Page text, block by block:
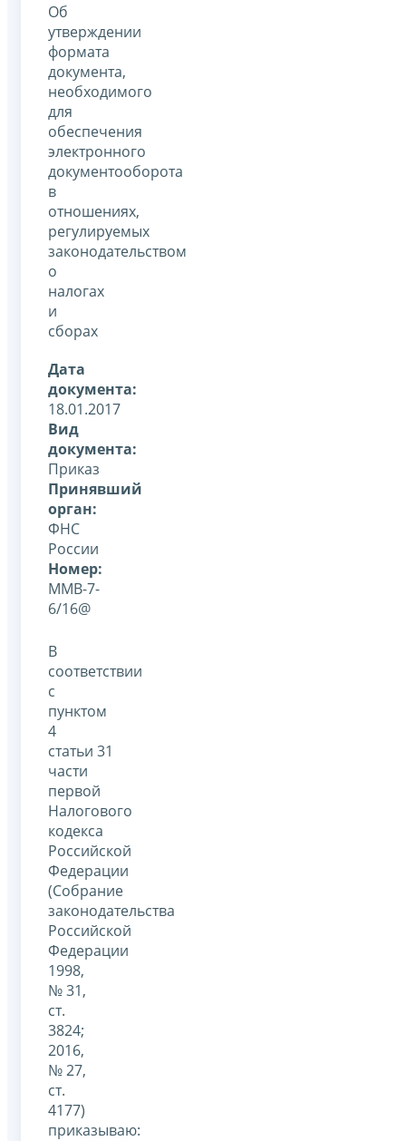
Об
утверждении
формата
документа,
необходимого
для
обеспечения
электронного
документооборота
в
отношениях,
регулируемых
законодательством
о
налогах
и
сборах
Дата
документа:
18.01.2017
Вид
документа:
Приказ
Принявший
орган:
ФНС
России
Номер:
ММВ-7-
6/16@
В
соответствии
с
пунктом
4
статьи 31
части
первой
Налогового
кодекса
Российской
Федерации
(Собрание
законодательства
Российской
Федерации
1998,
№ 31,
ст.
3824;
2016,
№ 27,
ст.
4177)
приказываю: